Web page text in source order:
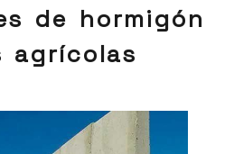
de hormigón
agrícolas